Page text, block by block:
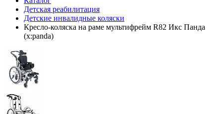
Детская реабилитация
Детские инвалидные коляски
Кресло-коляска на раме мультифрейм R82 Икс Панда
(x:panda)